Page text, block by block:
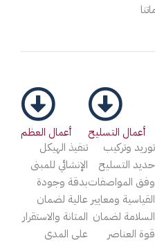
أعمال العظم
تنفيذ الهيكل
الإنشائي للمبنى
بدقة وجودة
عالية لضمان
المتانة والاستقرار
على المدى
أعمال التسليح
توريد وتركيب
حديد التسليح
وفق المواصفات
القياسية ومعايير
السلامة لضمان
قوة العناصر